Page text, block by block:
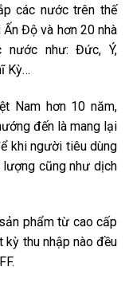
các nước trên thế
Độ và hơn 20 nhà
như: Đức, Ý,
Kỳ…
Nam hơn 10 năm,
đến là mang lại
khi người tiêu dùng
cũng như dịch
phẩm từ cao cấp
thu nhập nào đều